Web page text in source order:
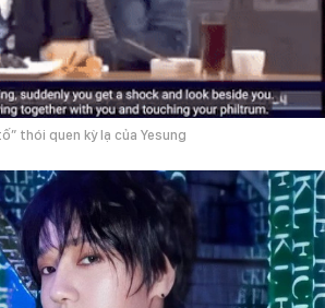
thói quen kỳ lạ của Yesung